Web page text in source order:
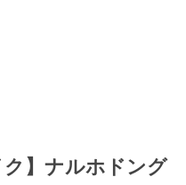
ク】ナルホドング